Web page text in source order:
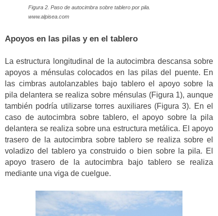
Figura 2. Paso de autocimbra sobre tablero por pila.
www.alpisea.com
Apoyos en las pilas y en el tablero
La estructura longitudinal de la autocimbra descansa sobre
apoyos a ménsulas colocados en las pilas del puente. En
las cimbras autolanzables bajo tablero el apoyo sobre la
pila delantera se realiza sobre ménsulas (Figura 1), aunque
también podría utilizarse torres auxiliares (Figura 3). En el
caso de autocimbra sobre tablero, el apoyo sobre la pila
delantera se realiza sobre una estructura metálica. El apoyo
trasero de la autocimbra sobre tablero se realiza sobre el
voladizo del tablero ya construido o bien sobre la pila. El
apoyo trasero de la autocimbra bajo tablero se realiza
mediante una viga de cuelgue.